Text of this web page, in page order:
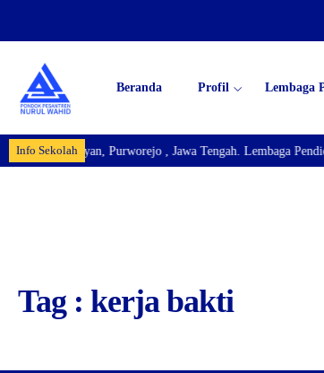
Beranda Profil Lembaga
Info Sekolah
Km.04 Bayan, Purworejo , Jawa Tengah. Lembaga
Tag : kerja bakti